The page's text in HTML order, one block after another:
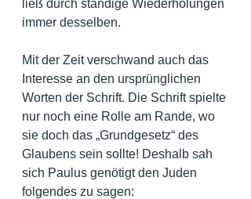
ließ durch ständige Wiederholungen
immer desselben.
Mit der Zeit verschwand auch das
Interesse an den ursprünglichen
Worten der Schrift. Die Schrift spielte
nur noch eine Rolle am Rande, wo
sie doch das „Grundgesetz“ des
Glaubens sein sollte! Deshalb sah
sich Paulus genötigt den Juden
folgendes zu sagen: